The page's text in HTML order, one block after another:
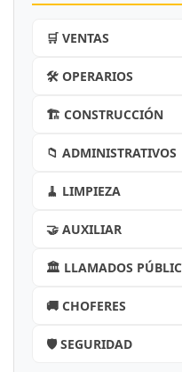
🛒 VENTAS
🛠️ OPERARIOS
🏗️ CONSTRUCCIÓN
📁 ADMINISTRATIVOS
🧹 LIMPIEZA
🤝 AUXILIAR
🏛️ LLAMADOS
🚚 CHOFERES
🛡️ SEGURIDAD